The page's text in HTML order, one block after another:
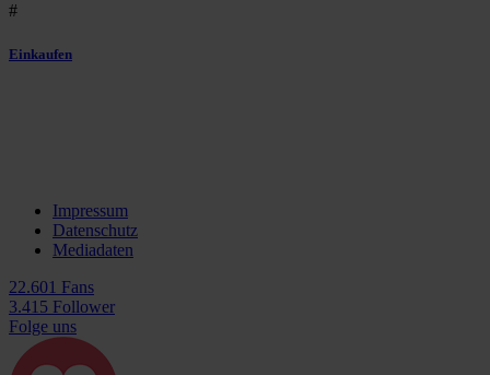
#
Einkaufen
Impressum
Datenschutz
Mediadaten
22.601 Fans
3.415 Follower
Folge uns